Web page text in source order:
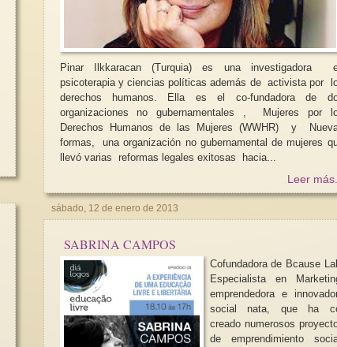
Pinar Ilkkaracan (Turquia) es una investigadora
psicoterapia y ciencias políticas además de activista por
derechos humanos. Ella es el co-fundadora de
organizaciones no gubernamentales , Mujeres por
Derechos Humanos de las Mujeres (WWHR) y
formas, una organización no gubernamental de mujeres
llevó varias reformas legales exitosas hacia...
Leer
sábado, 12 de enero de 2013
SABRINA CAMPOS
Cofundadora de Bcause
Especialista en
emprendedora e
social nata, que ha
creado numerosos
de emprendimiento